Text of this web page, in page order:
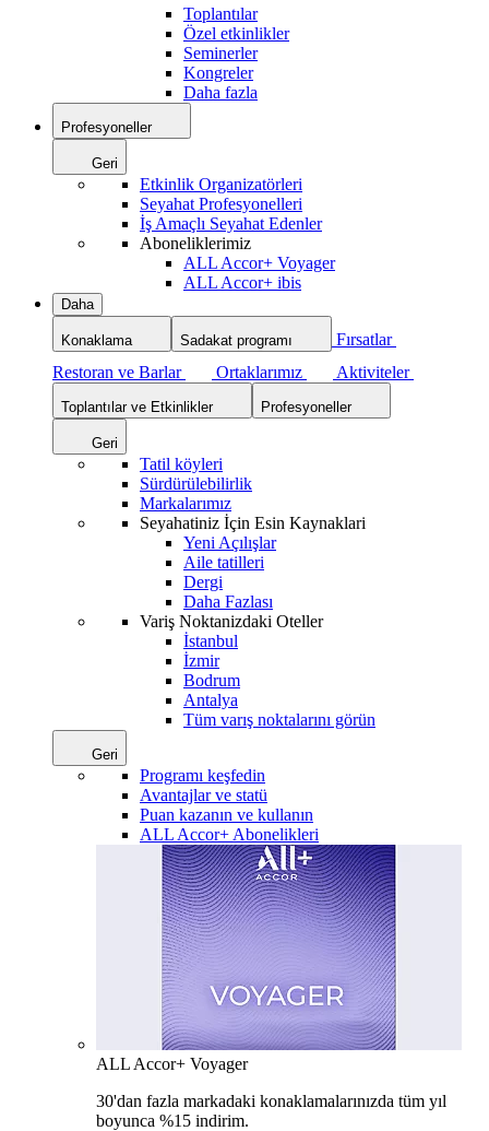
Toplantılar
Özel etkinlikler
Seminerler
Kongreler
Daha fazla
Profesyoneller
Geri
Etkinlik Organizatörleri
Seyahat Profesyonelleri
İş Amaçlı Seyahat Edenler
Aboneliklerimiz
ALL Accor+ Voyager
ALL Accor+ ibis
Daha
Konaklama Sadakat programı
Fırsatlar
Restoran ve Barlar
Ortaklarımız Aktiviteler
Toplantılar ve Etkinlikler Profesyoneller
Geri
Tatil köyleri
Sürdürülebilirlik
Markalarımız
Seyahatiniz İçin Esin Kaynaklari
Yeni Açılışlar
Aile tatilleri
Dergi
Daha Fazlası
Variş Noktanizdaki Oteller
İstanbul
İzmir
Bodrum
Antalya
Tüm varış noktalarını görün
Geri
Programı keşfedin
Avantajlar ve statü
Puan kazanın ve kullanın
ALL Accor+ Abonelikleri
ALL Accor+ Voyager
30'dan fazla markadaki konaklamalarınızda tüm yıl
boyunca %15 indirim.